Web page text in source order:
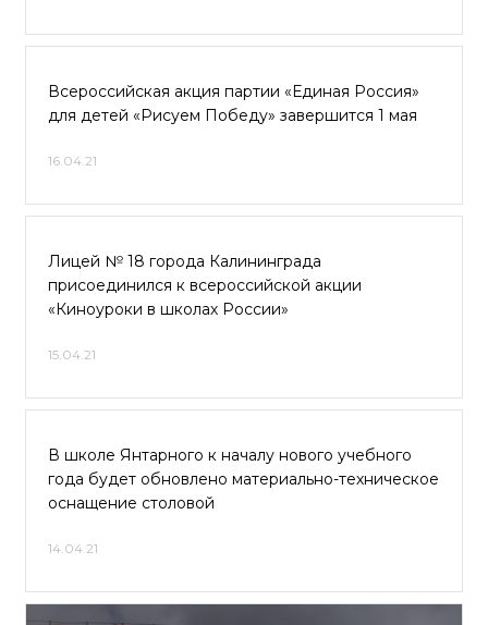
Всероссийская акция партии «Единая Россия»
для детей «Рисуем Победу» завершится 1 мая
16.04.21
Лицей № 18 города Калининграда
присоединился к всероссийской акции
«Киноуроки в школах России»
15.04.21
В школе Янтарного к началу нового учебного
года будет обновлено материально-техническое
оснащение столовой
14.04.21